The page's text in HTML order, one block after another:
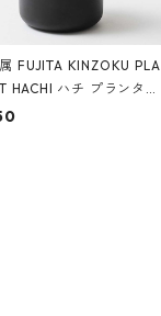
FUJITA KINZOKU PLA
HACHI ハチ プランター
号 ブラック